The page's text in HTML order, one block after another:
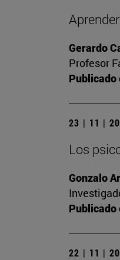
Gerardo
Profesor
Publicado
23 | 11 |
Los
Gonzalo
Publicado
22 | 11 |